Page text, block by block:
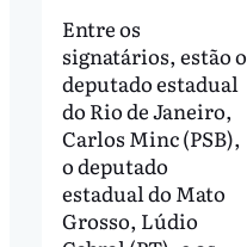
Entre os
signatários, estão o
deputado estadual
do Rio de Janeiro,
Carlos Minc (PSB),
o deputado
estadual do Mato
Grosso, Lúdio